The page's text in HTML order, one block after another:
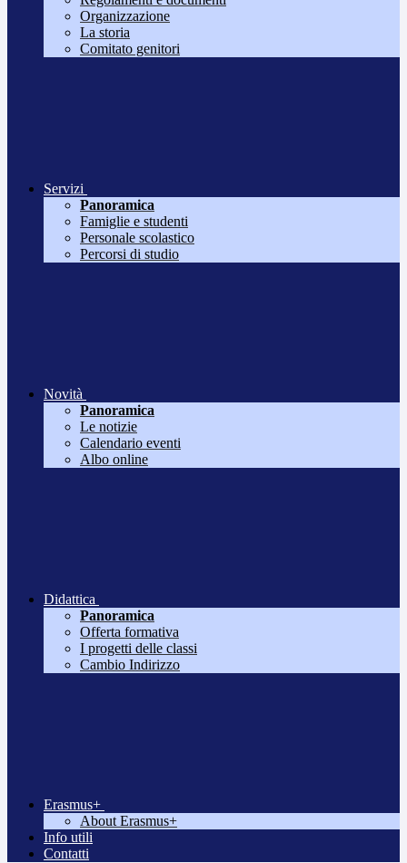
Organizzazione
La storia
Comitato genitori
Servizi
Panoramica
Famiglie e studenti
Personale scolastico
Percorsi di studio
Novità
Panoramica
Le notizie
Calendario eventi
Albo online
Didattica
Panoramica
Offerta formativa
I progetti delle classi
Cambio Indirizzo
Erasmus+
About Erasmus+
Info utili
Contatti